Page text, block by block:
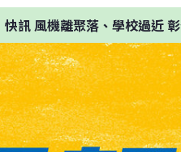
快訊風機離聚落、學校過近